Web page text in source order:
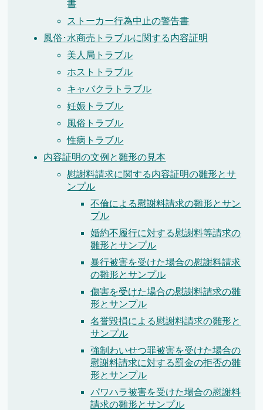
書
ストーカー行為中止の警告書
風俗･水商売トラブルに関する内容証明
美人局トラブル
ホストトラブル
キャバクラトラブル
妊娠トラブル
風俗トラブル
性病トラブル
内容証明の文例と雛形の見本
慰謝料請求に関する内容証明の雛形とサ
ンプル
不倫による慰謝料請求の雛形とサン
プル
婚約不履行に対する慰謝料等請求の
雛形とサンプル
暴行被害を受けた場合の慰謝料請求
の雛形とサンプル
傷害を受けた場合の慰謝料請求の雛
形とサンプル
名誉毀損による慰謝料請求の雛形と
サンプル
強制わいせつ罪被害を受けた場合の
慰謝料請求に対する罰金の拒否の雛
形とサンプル
パワハラ被害を受けた場合の慰謝料
請求の雛形とサンプル